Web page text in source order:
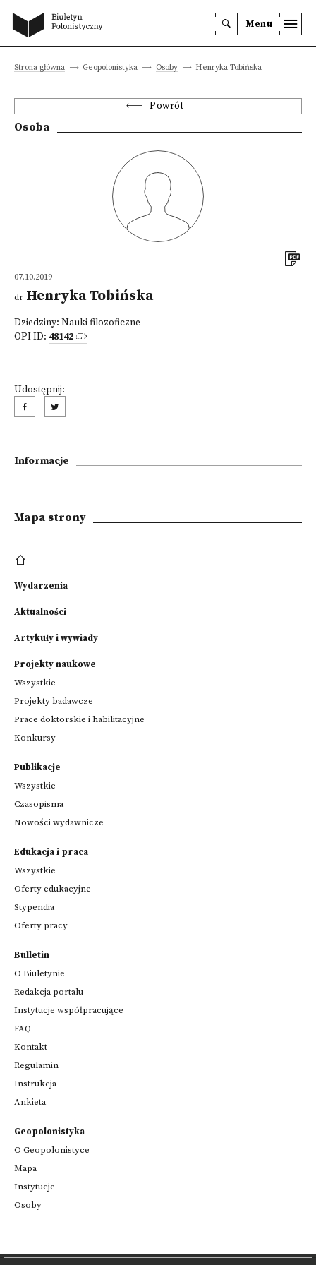
Menu
Strona główna Geopolonistyka Osoby Henryka Tobińska
Powrót
Osoba
07.10.2019
dr Henryka Tobińska
Dziedziny: Nauki filozoficzne
OPI ID: 48142
Udostępnij:
Informacje
Mapa strony
Wydarzenia
Aktualności
Artykuły i wywiady
Projekty naukowe
Wszystkie
Projekty badawcze
Prace doktorskie i habilitacyjne
Konkursy
Publikacje
Wszystkie
Czasopisma
Nowości wydawnicze
Edukacja i praca
Wszystkie
Oferty edukacyjne
Stypendia
Oferty pracy
Bulletin
O Biuletynie
Redakcja portalu
Instytucje współpracujące
FAQ
Kontakt
Regulamin
Instrukcja
Ankieta
Geopolonistyka
O Geopolonistyce
Mapa
Instytucje
Osoby